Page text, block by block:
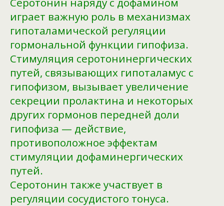
играет важную роль в механизмах
гипоталамической регуляции
гормональной функции гипофиза.
Стимуляция серотонинергических
путей, связывающих гипоталамус с
гипофизом, вызывает увеличение
секреции пролактина и некоторых
других гормонов передней доли
гипофиза — действие,
противоположное эффектам
стимуляции дофаминергических
путей.
Серотонин также участвует в
регуляции сосудистого тонуса.